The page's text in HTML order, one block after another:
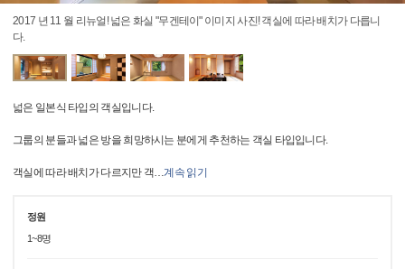
2017 년 11 월 리뉴얼! 넓은 화실 "무겐테이" 이미지 사진! 객실에 따라 배치가 다릅니
다.
넓은 일본식 타입의 객실입니다.
그룹의 분들과 넓은 방을 희망하시는 분에게 추천하는 객실 타입입니다.
객실에 따라 배치가 다르지만 객…계속 읽기
정원
1~8명